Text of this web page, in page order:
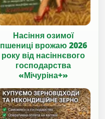
Насіння озимої
пшениці врожаю 2026
року від насіннєвого
господарства
«Мічуріна+»